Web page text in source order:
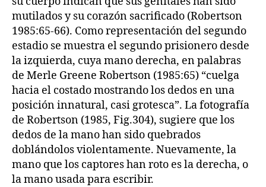
mutilados y su corazón sacrificado (Robertson
1985:65-66). Como representación del segundo
estadio se muestra el segundo prisionero desde
la izquierda, cuya mano derecha, en palabras
de Merle Greene Robertson (1985:65) “cuelga
hacia el costado mostrando los dedos en una
posición innatural, casi grotesca”. La fotografía
de Robertson (1985, Fig.304), sugiere que los
dedos de la mano han sido quebrados
doblándolos violentamente. Nuevamente, la
mano que los captores han roto es la derecha, o
la mano usada para escribir.